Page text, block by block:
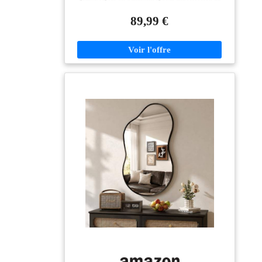
fin, brossé, protège sa surface des rayures et de l'usure.
Solide et robuste, il offre une grande stabilité DESIGN
sur pied vous apporte une nouvelle expérience visuelle
et devient le point central de votre pièce. Que vous
ANTIDÉFLAGRANT HD : Le miroir de sol est
fabriqué en verre HD incassable qui permet une
réflexion sans distorsion. L'arrière est recouvert d'une
membrane antidéflagrante qui ne sera pas renversée
même sous l'effet d'une force extérieure, offrant ainsi
une meilleure protection et une plus grande durabilité
MIRAGE DE GRANDE TAILLE : Le miroir de
grande taille 165 x60 cm peut fournir suffisamment de
lumière à la pièce. Le miroir contemporain sur pied
peut non seulement vous aider à vérifier votre corps
entier en un seul coup d'œil, mais aussi constituer une
décoration parfaite pour la chambre à coucher, le salon,
le couloir, l'entrée, le dressing MIRROR DE SOL &
Le support de type chevalet intégré offre un bon
89,99 €